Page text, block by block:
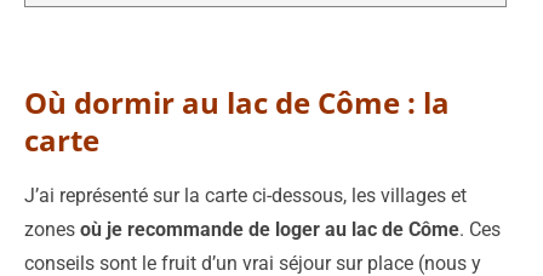
Où dormir au lac de Côme : la
carte
J’ai représenté sur la carte ci-dessous, les villages et
zones où je recommande de loger au lac de Côme. Ces
conseils sont le fruit d’un vrai séjour sur place (nous y